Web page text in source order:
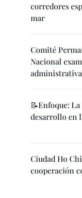
corredores
mar
Comité
Nacional
📝Enfoque:
desarrollo en
Ciudad Ho
cooperación